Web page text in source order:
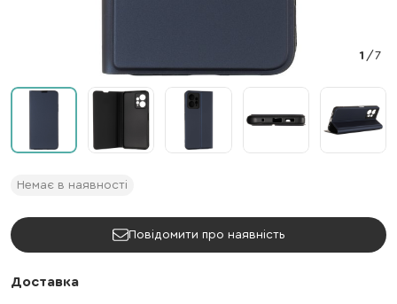
1 /7
Немає в наявності
Повідомити про наявність
Доставка